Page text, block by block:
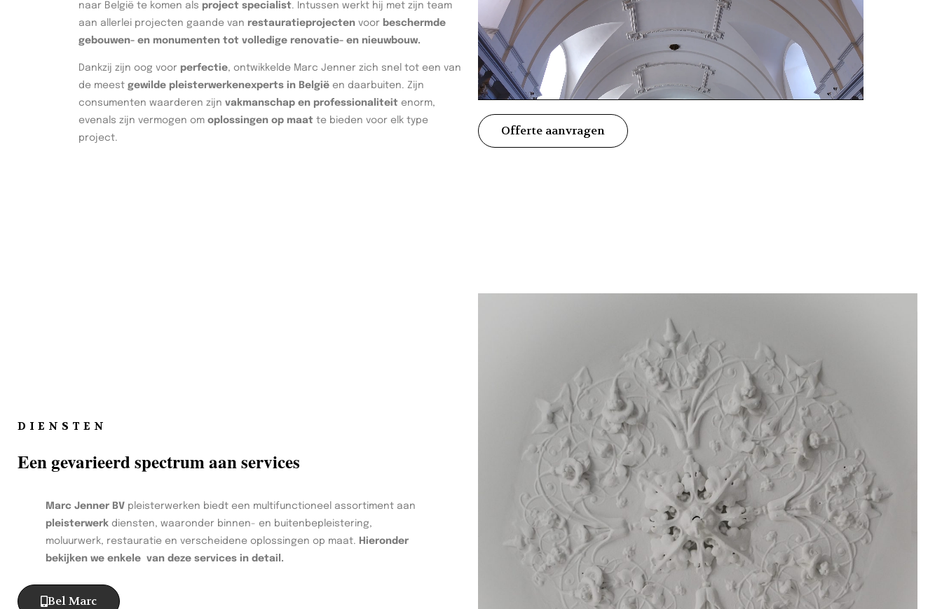
naar België te komen als project specialist. Intussen werkt hij met zijn team
aan allerlei projecten gaande van restauratieprojecten voor beschermde
gebouwen- en monumenten tot volledige renovatie- en nieuwbouw.
Dankzij zijn oog voor perfectie, ontwikkelde Marc Jenner zich snel tot een van
de meest gewilde pleisterwerkenexperts in België en daarbuiten. Zijn
consumenten waarderen zijn vakmanschap en professionaliteit enorm,
evenals zijn vermogen om oplossingen op maat te bieden voor elk type
project.
Offerte aanvragen
DIENSTEN
Een gevarieerd spectrum aan services
Marc Jenner BV pleisterwerken biedt een multifunctioneel assortiment aan
pleisterwerk diensten, waaronder binnen- en buitenbepleistering,
moluurwerk, restauratie en verscheidene oplossingen op maat. Hieronder
bekijken we enkele van deze services in detail.
Bel Marc